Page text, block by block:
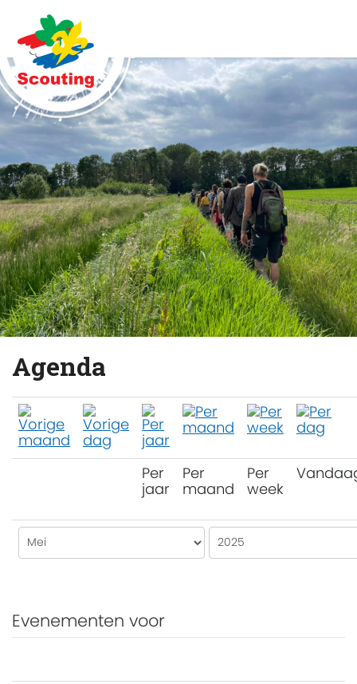
Agenda
Per
jaar
Per
maand
Per
week
Evenementen voor